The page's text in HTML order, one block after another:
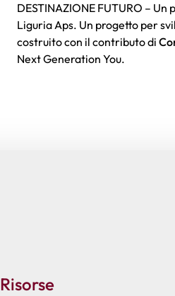
DESTINAZIONE FUTURO –
Liguria Aps. Un progetto per
costruito con il contributo di
Next Generation You.
Risorse